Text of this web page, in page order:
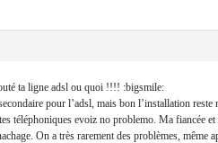
ta ligne adsl ou quoi !!!! :bigsmile:
pour l’adsl, mais bon l’installation reste
téléphoniques evoiz no problemo. Ma fiancée
On a très rarement des problèmes, même